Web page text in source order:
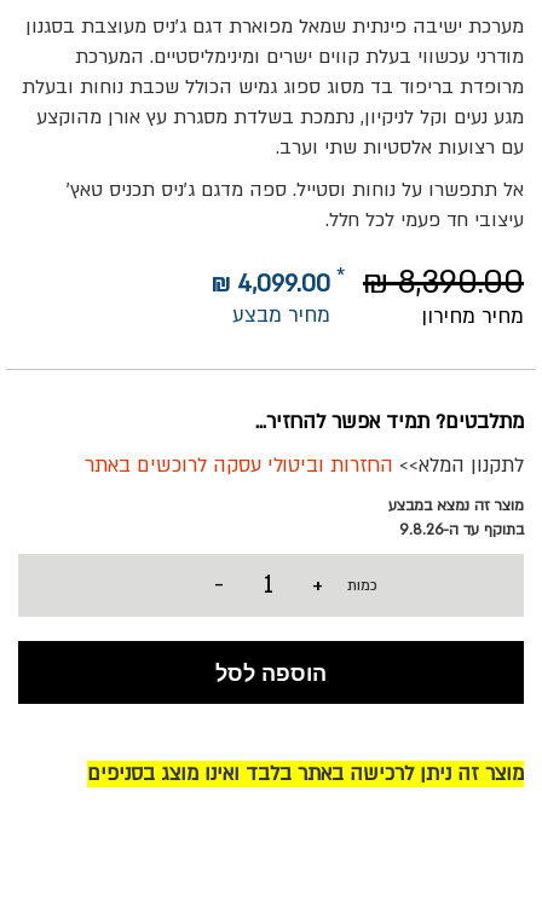
מערכת ישיבה פינתית שמאל מפוארת דגם ג'ניס מעוצבת בסגנון
מודרני עכשווי בעלת קווים ישרים ומינימליסטיים. המערכת
מרופדת בריפוד בד מסוג ספוג גמיש הכולל שכבת נוחות ובעלת
מגע נעים וקל לניקיון, נתמכת בשלדת מסגרת עץ אורן מהוקצע
עם רצועות אלסטיות שתי וערב.
אל תתפשרו על נוחות וסטייל. ספה מדגם ג'ניס תכניס טאץ'
עיצובי חד פעמי לכל חלל.
מחיר מבצע
4,099.00 ₪
מחיר מחירון
8,390.00 ₪
מתלבטים? תמיד אפשר להחזיר...
לתקנון המלא>> החזרות וביטולי עסקה לרוכשים באתר
מוצר זה נמצא במבצע
בתוקף עד ה-9.8.26
כמות +
-
הוספה לסל
מוצר זה ניתן לרכישה באתר בלבד ואינו מוצג בסניפים